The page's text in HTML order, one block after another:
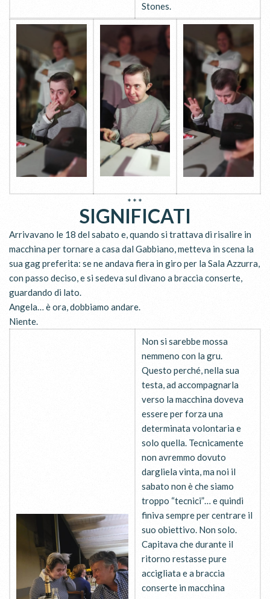
Stones.
* * *
SIGNIFICATI
Arrivavano le 18 del sabato e, quando si trattava di risalire in
macchina per tornare a casa dal Gabbiano, metteva in scena la
sua gag preferita: se ne andava fiera in giro per la Sala Azzurra,
con passo deciso, e si sedeva sul divano a braccia conserte,
guardando di lato.
Angela… è ora, dobbiamo andare.
Niente.
Non si sarebbe mossa
nemmeno con la gru.
Questo perché, nella sua
testa, ad accompagnarla
verso la macchina doveva
essere per forza una
determinata volontaria e
solo quella. Tecnicamente
non avremmo dovuto
dargliela vinta, ma noi il
sabato non è che siamo
troppo “tecnici”… e quindi
finiva sempre per centrare il
suo obiettivo. Non solo.
Capitava che durante il
ritorno restasse pure
accigliata e a braccia
conserte in macchina